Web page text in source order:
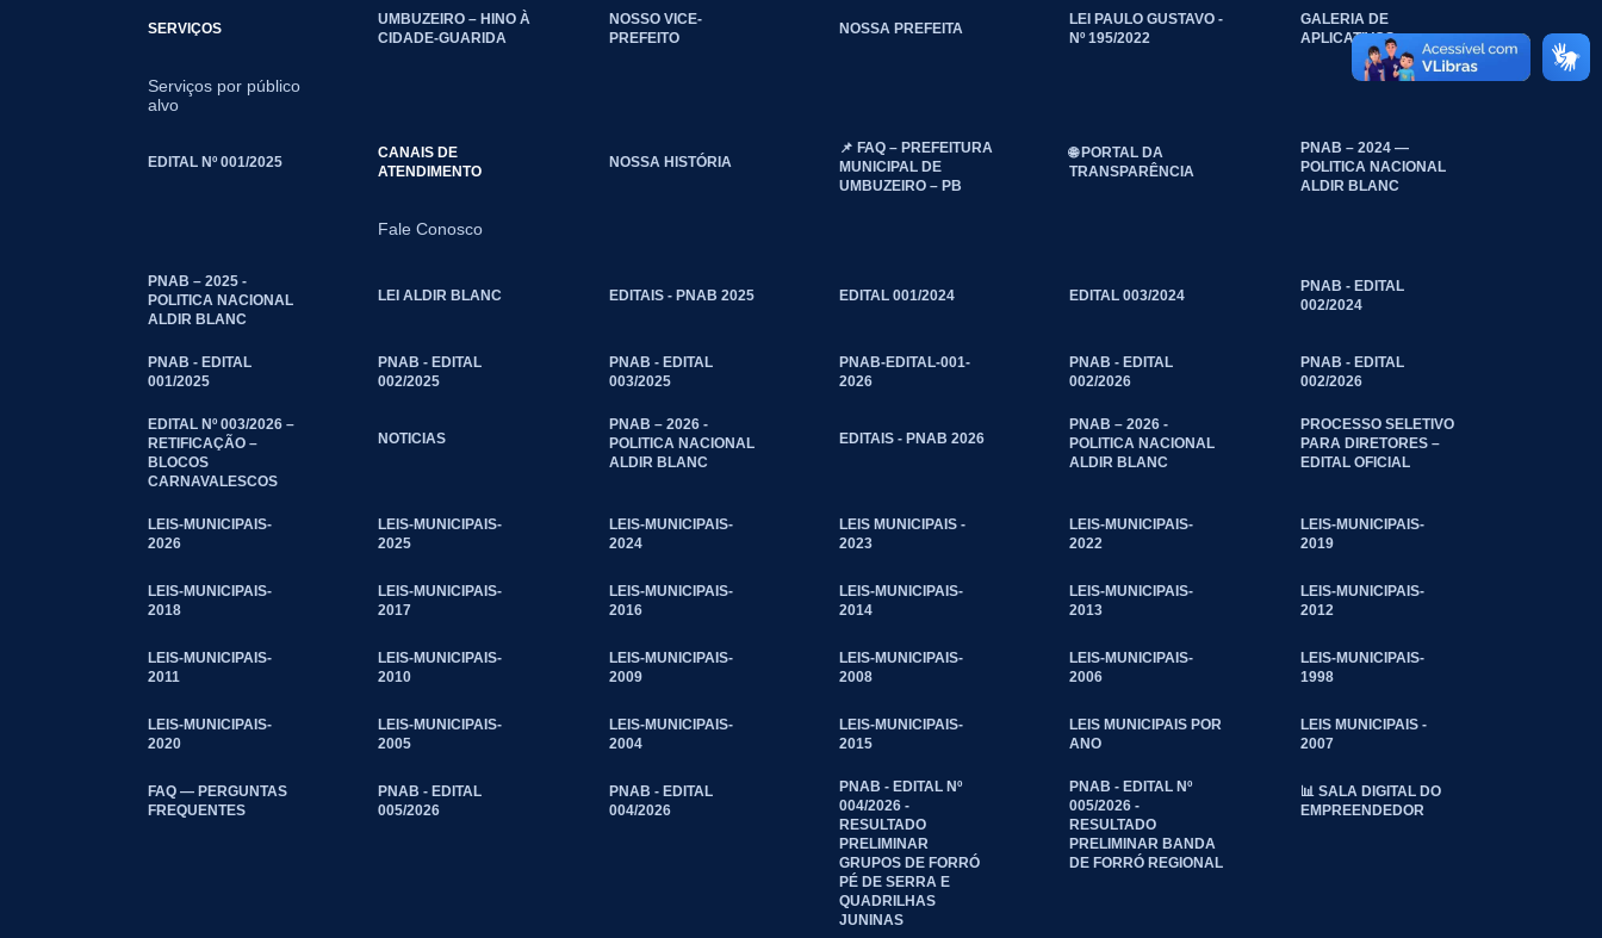
SERVIÇOS
Serviços por público
alvo
UMBUZEIRO – HINO À
CIDADE-GUARIDA
NOSSO VICE-
PREFEITO
NOSSA PREFEITA
LEI PAULO GUSTAVO -
Nº 195/2022
GALERIA DE
APLICATIVOS
EDITAL Nº 001/2025
CANAIS DE
ATENDIMENTO
Fale Conosco
NOSSA HISTÓRIA
📌 FAQ – PREFEITURA
MUNICIPAL DE
UMBUZEIRO – PB
🌐 PORTAL DA
TRANSPARÊNCIA
PNAB – 2024 —
POLITICA NACIONAL
ALDIR BLANC
PNAB – 2025 -
POLITICA NACIONAL
ALDIR BLANC
LEI ALDIR BLANC EDITAIS - PNAB 2025 EDITAL 001/2024 EDITAL 003/2024
PNAB - EDITAL
002/2024
PNAB - EDITAL
001/2025
PNAB - EDITAL
002/2025
PNAB - EDITAL
003/2025
PNAB-EDITAL-001-
2026
PNAB - EDITAL
002/2026
PNAB - EDITAL
002/2026
EDITAL Nº 003/2026 –
RETIFICAÇÃO –
BLOCOS
CARNAVALESCOS
NOTICIAS
PNAB – 2026 -
POLITICA NACIONAL
ALDIR BLANC
EDITAIS - PNAB 2026
PNAB – 2026 -
POLITICA NACIONAL
ALDIR BLANC
PROCESSO SELETIVO
PARA DIRETORES –
EDITAL OFICIAL
LEIS-MUNICIPAIS-
2026
LEIS-MUNICIPAIS-
2025
LEIS-MUNICIPAIS-
2024
LEIS MUNICIPAIS -
2023
LEIS-MUNICIPAIS-
2022
LEIS-MUNICIPAIS-
2019
LEIS-MUNICIPAIS-
2018
LEIS-MUNICIPAIS-
2017
LEIS-MUNICIPAIS-
2016
LEIS-MUNICIPAIS-
2014
LEIS-MUNICIPAIS-
2013
LEIS-MUNICIPAIS-
2012
LEIS-MUNICIPAIS-
2011
LEIS-MUNICIPAIS-
2010
LEIS-MUNICIPAIS-
2009
LEIS-MUNICIPAIS-
2008
LEIS-MUNICIPAIS-
2006
LEIS-MUNICIPAIS-
1998
LEIS-MUNICIPAIS-
2020
LEIS-MUNICIPAIS-
2005
LEIS-MUNICIPAIS-
2004
LEIS-MUNICIPAIS-
2015
LEIS MUNICIPAIS POR
ANO
LEIS MUNICIPAIS -
2007
FAQ — PERGUNTAS
FREQUENTES
PNAB - EDITAL
005/2026
PNAB - EDITAL
004/2026
PNAB - EDITAL Nº
004/2026 -
RESULTADO
PRELIMINAR
GRUPOS DE FORRÓ
PÉ DE SERRA E
QUADRILHAS
JUNINAS
PNAB - EDITAL Nº
005/2026 -
RESULTADO
PRELIMINAR BANDA
DE FORRÓ REGIONAL
📊 SALA DIGITAL DO
EMPREENDEDOR